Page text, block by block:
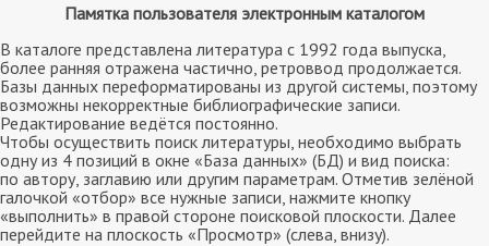
Памятка пользователя электронным каталогом
В каталоге представлена литература с 1992 года выпуска,
более ранняя отражена частично, ретроввод продолжается.
Базы данных переформатированы из другой системы, поэтому
возможны некорректные библиографические записи.
Редактирование ведётся постоянно.
Чтобы осуществить поиск литературы, необходимо выбрать
одну из 4 позиций в окне «База данных» (БД) и вид поиска:
по автору, заглавию или другим параметрам. Отметив зелёной
галочкой «отбор» все нужные записи, нажмите кнопку
«выполнить» в правой стороне поисковой плоскости. Далее
перейдите на плоскость «Просмотр» (слева, внизу).